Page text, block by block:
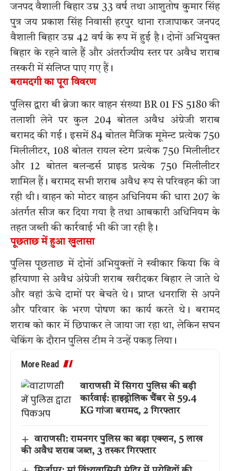
जनपद वैशाली बिहार उम्र 33 वर्ष तथा आशुतोष कुमार सिंह
पुत्र जय प्रकाश सिंह निवासी हरपुर थाना राजापाकर जनपद
वैशाली बिहार उम्र 42 वर्ष के रूप में हुई है। दोनों अभियुक्त
बिहार के रहने वाले हैं और अंतर्राज्यीय स्तर पर अवैध शराब
तस्करी में संलिप्त पाए गए हैं।
बरामदगी का पूरा विवरण
पुलिस द्वारा बी ब्रेजा कार वाहन संख्या BR 01 FS 5180 की
तलाशी लेने पर कुल 204 बोतल अवैध अंग्रेजी शराब
बरामद की गई। इसमें 84 बोतल मैजिक मूमेन्ट प्रत्येक 750
मिलीलीटर, 108 बोतल रायल स्टेग प्रत्येक 750 मिलीलीटर
और 12 बोतल बलन्डर्स प्राइड प्रत्येक 750 मिलीलीटर
शामिल हैं। बरामद सभी शराब अवैध रूप से परिवहन की जा
रही थी। वाहन को मोटर वाहन अधिनियम की धारा 207 के
अंतर्गत सीज कर दिया गया है तथा आबकारी अधिनियम के
तहत जब्ती की कार्रवाई भी की जा रही है।
पूछताछ में हुआ खुलासा
पुलिस पूछताछ में दोनों अभियुक्तों ने स्वीकार किया कि वे
हरियाणा से अवैध अंग्रेजी शराब खरीदकर बिहार ले जाते थे
और वहां ऊंचे दामों पर बेचते थे। प्राप्त धनराशि से अपने
और परिवार के भरण पोषण का कार्य करते थे। बरामद
शराब को कार में छिपाकर ले जाया जा रहा था, लेकिन सघन
चेकिंग के दौरान पुलिस टीम ने उन्हें पकड़ लिया।
More Read
वाराणसी में सिगरा पुलिस की बड़ी
कार्रवाई: हाइड्रोलिक चैंबर से 59.4
KG गांजा बरामद, 2 गिरफ्तार
वाराणसी: रामनगर पुलिस का बड़ा एक्शन, 5 लाख
की अवैध शराब जब्त, 3 तस्कर गिरफ्तार